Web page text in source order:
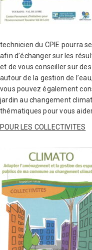
technicien du CPIE pourra
afin d’échanger sur les
et de vous conseiller sur
autour de la gestion de
vous pouvez également
jardin au changement
thématiques pour vous
POUR LES COLLECTIVITES